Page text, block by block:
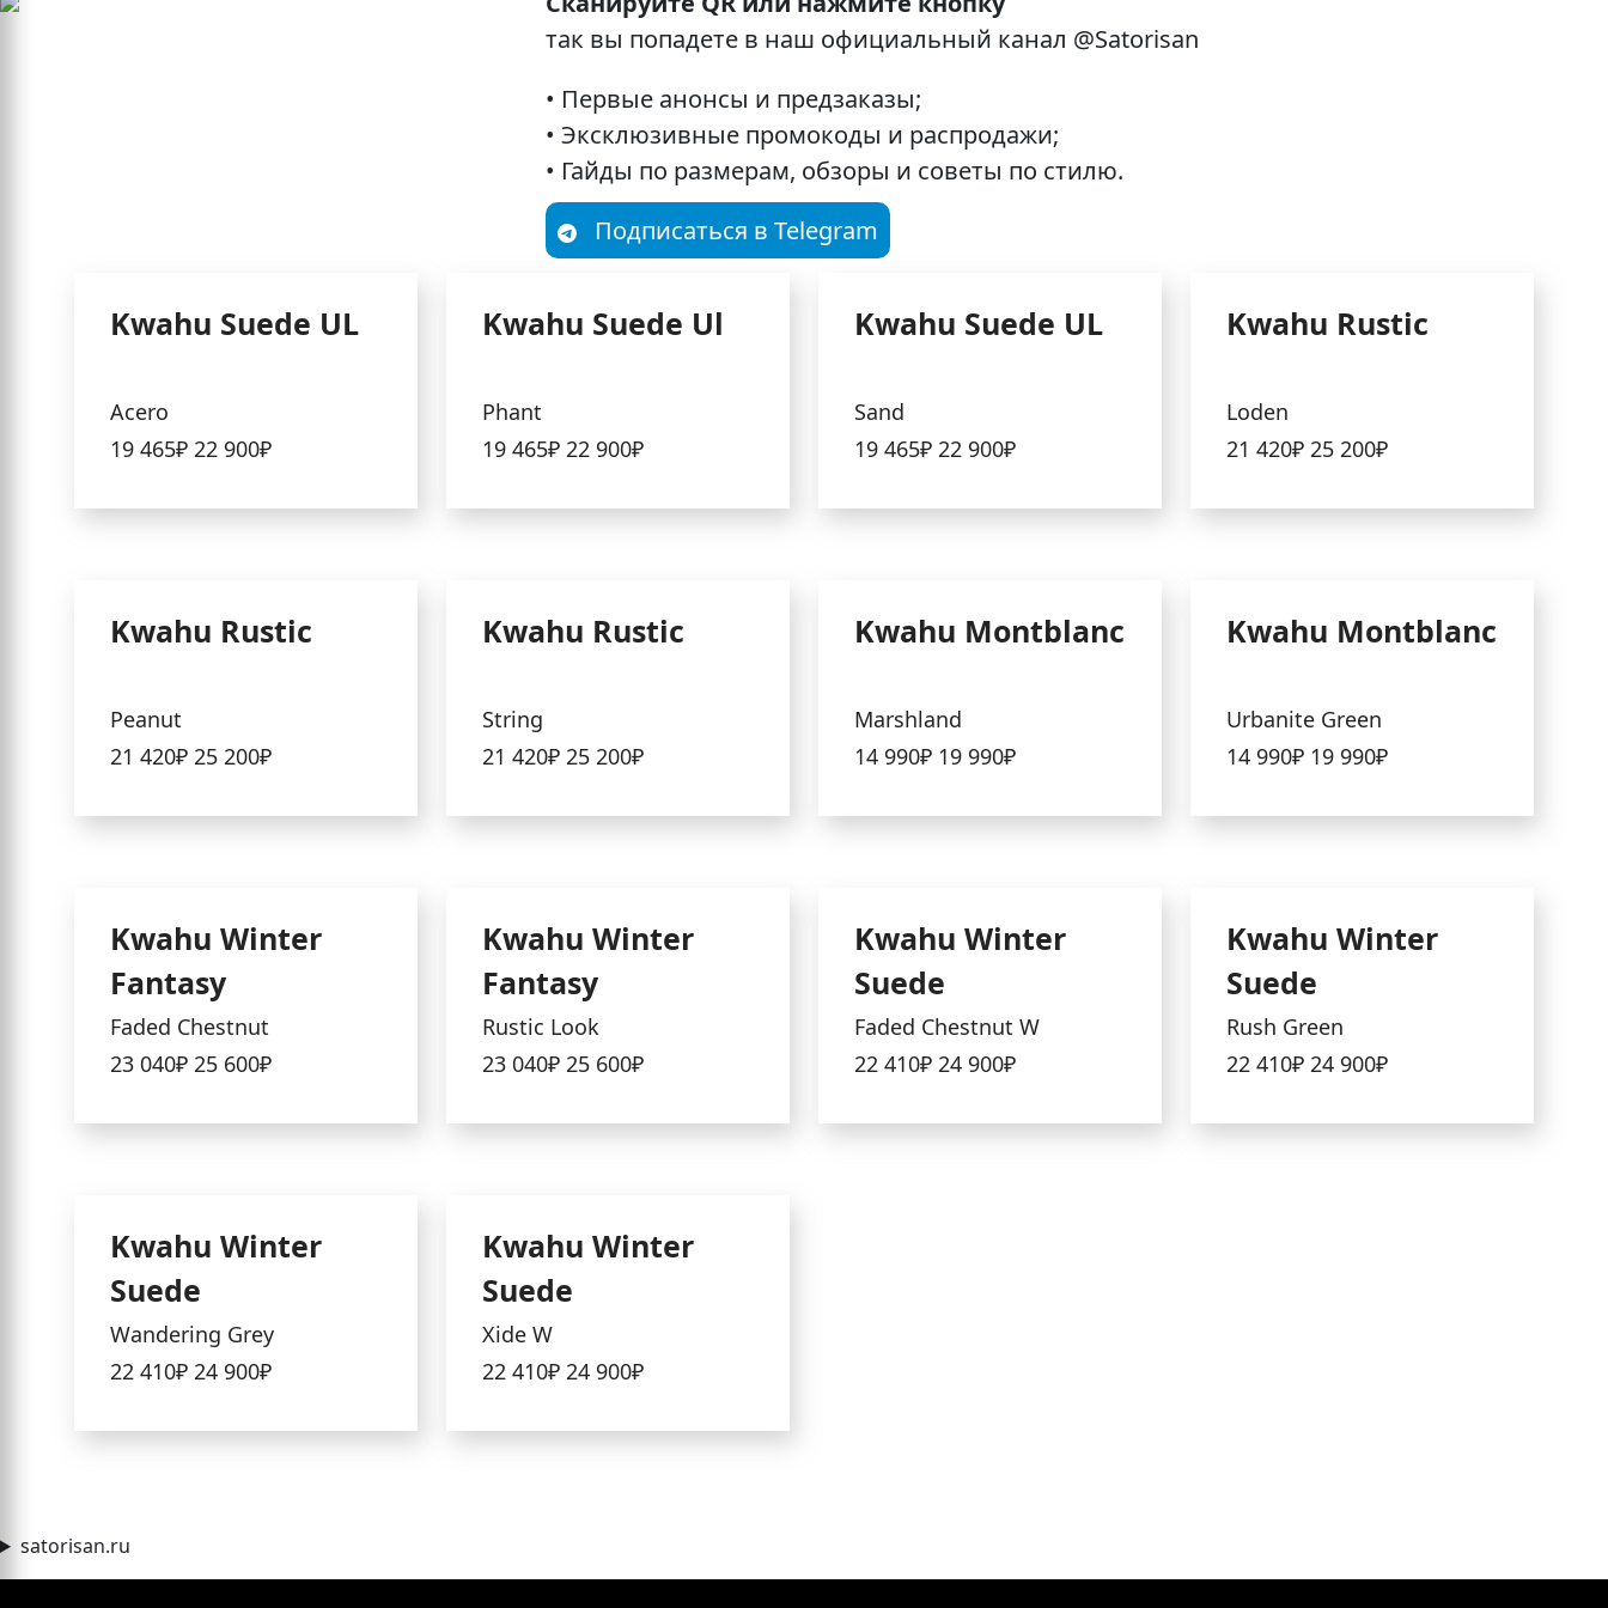
так вы попадете в наш официальный канал @Satorisan
• Первые анонсы и предзаказы;
• Эксклюзивные промокоды и распродажи;
• Гайды по размерам, обзоры и советы по стилю.
Подписаться в Telegram
Kwahu Suede UL
Acero
19 465₽ 22 900₽
Kwahu Suede Ul
Phant
19 465₽ 22 900₽
Kwahu Suede UL
Sand
19 465₽ 22 900₽
Kwahu Rustic
Loden
21 420₽ 25 200₽
Kwahu Rustic
Peanut
21 420₽ 25 200₽
Kwahu Rustic
String
21 420₽ 25 200₽
Kwahu Montblanc
Marshland
14 990₽ 19 990₽
Kwahu Montblanc
Urbanite Green
14 990₽ 19 990₽
Kwahu Winter
Fantasy
Faded Chestnut
23 040₽ 25 600₽
Kwahu Winter
Fantasy
Rustic Look
23 040₽ 25 600₽
Kwahu Winter
Suede
Faded Chestnut W
22 410₽ 24 900₽
Kwahu Winter
Suede
Rush Green
22 410₽ 24 900₽
Kwahu Winter
Suede
Wandering Grey
22 410₽ 24 900₽
Kwahu Winter
Suede
Xide W
22 410₽ 24 900₽
satorisan.ru